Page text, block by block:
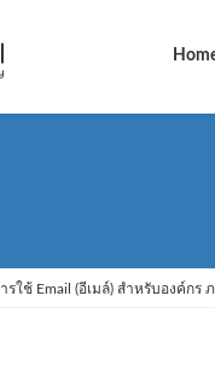
รใช้ Email (อีเมล์) สำหรับองค์กร